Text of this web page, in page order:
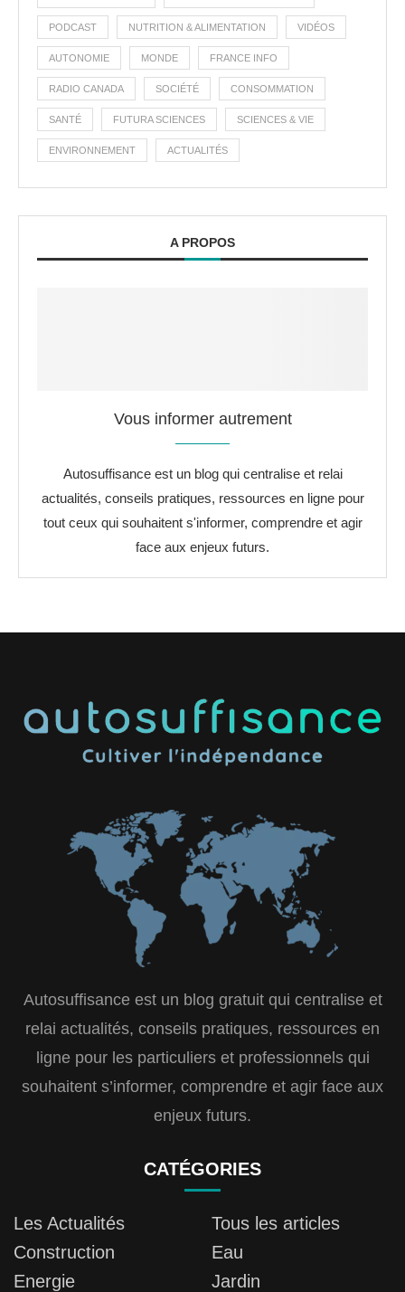
PODCAST NUTRITION & ALIMENTATION VIDÉOS
AUTONOMIE MONDE FRANCE INFO
RADIO CANADA SOCIÉTÉ CONSOMMATION
SANTÉ FUTURA SCIENCES SCIENCES & VIE
ENVIRONNEMENT ACTUALITÉS
A PROPOS
Vous informer autrement
Autosuffisance est un blog qui centralise et relai
actualités, conseils pratiques, ressources en ligne pour
tout ceux qui souhaitent s'informer, comprendre et agir
face aux enjeux futurs.
Autosuffisance est un blog gratuit qui centralise et
relai actualités, conseils pratiques, ressources en
ligne pour les particuliers et professionnels qui
souhaitent s’informer, comprendre et agir face aux
enjeux futurs.
CATÉGORIES
Les Actualités
Tous les articles
Construction
Eau
Energie
Jardin